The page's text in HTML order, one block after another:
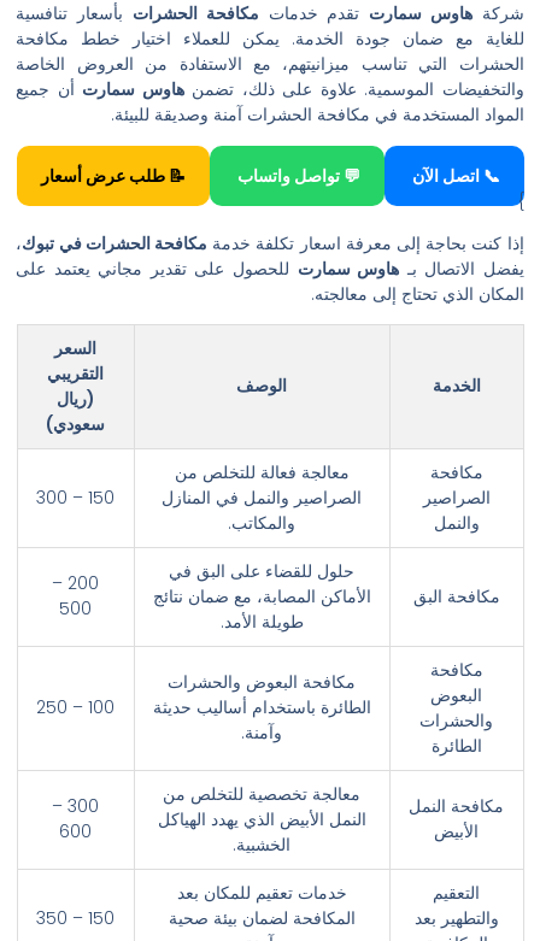
شركةهاوس سمارت تقدم خدمات مكافحة الحشرات بأسعار تنافسية
للغاية مع ضمان جودة الخدمة. يمكن للعملاء اختيار خطط مكافحة
الحشرات التي تناسب ميزانيتهم، مع الاستفادة من العروض الخاصة
والتخفيضات الموسمية. علاوة على ذلك، تضمنهاوس سمارت أن جميع
المواد المستخدمة في مكافحة الحشرات آمنة وصديقة للبيئة.
📞 اتصل الآن 💬 تواصل واتساب
📝 طلب عرض أسعار
}
إذا كنت بحاجة إلى معرفة اسعار تكلفة خدمة مكافحة الحشرات في تبوك،
يفضل الاتصال بـ هاوس سمارت للحصول على تقدير مجاني يعتمد على
المكان الذي تحتاج إلى معالجته.
الخدمة الوصف
السعر
التقريبي
(ريال
سعودي)
مكافحة
الصراصير
والنمل
معالجة فعالة للتخلص من
الصراصير والنمل في المنازل
والمكاتب.
150 – 300
مكافحة البق
حلول للقضاء على البق في
الأماكن المصابة، مع ضمان نتائج
طويلة الأمد.
200 –
500
مكافحة
البعوض
والحشرات
الطائرة
مكافحة البعوض والحشرات
الطائرة باستخدام أساليب حديثة
وآمنة.
100 – 250
مكافحة النمل
الأبيض
معالجة تخصصية للتخلص من
النمل الأبيض الذي يهدد الهياكل
الخشبية.
300 –
600
التعقيم
والتطهير بعد
خدمات تعقيم للمكان بعد
المكافحة لضمان بيئة صحية
150 – 350